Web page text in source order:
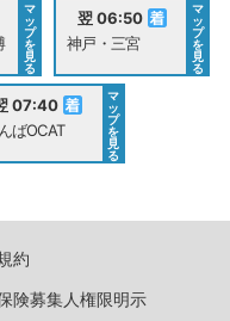
マ
ッ
プ
を
見
る
翌 06:50
神戸・三宮
マ
ッ
プ
を
見
る
07:40
ばOCAT
マ
ッ
プ
を
見
る
約
険募集人権限明示